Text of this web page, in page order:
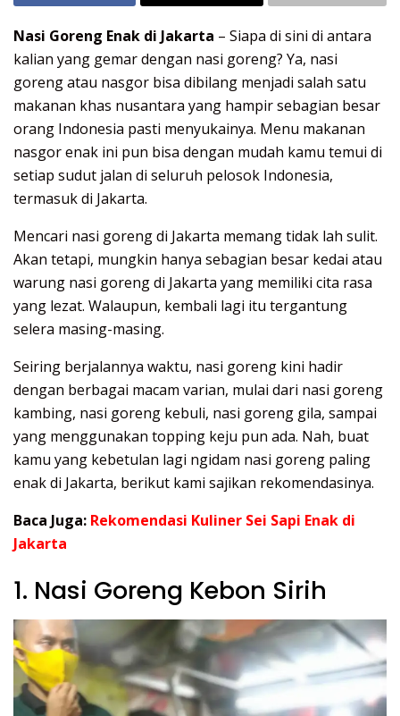
Nasi Goreng Enak di Jakarta – Siapa di sini di antara
kalian yang gemar dengan nasi goreng? Ya, nasi
goreng atau nasgor bisa dibilang menjadi salah satu
makanan khas nusantara yang hampir sebagian besar
orang Indonesia pasti menyukainya. Menu makanan
nasgor enak ini pun bisa dengan mudah kamu temui di
setiap sudut jalan di seluruh pelosok Indonesia,
termasuk di Jakarta.
Mencari nasi goreng di Jakarta memang tidak lah sulit.
Akan tetapi, mungkin hanya sebagian besar kedai atau
warung nasi goreng di Jakarta yang memiliki cita rasa
yang lezat. Walaupun, kembali lagi itu tergantung
selera masing-masing.
Seiring berjalannya waktu, nasi goreng kini hadir
dengan berbagai macam varian, mulai dari nasi goreng
kambing, nasi goreng kebuli, nasi goreng gila, sampai
yang menggunakan topping keju pun ada. Nah, buat
kamu yang kebetulan lagi ngidam nasi goreng paling
enak di Jakarta, berikut kami sajikan rekomendasinya.
Baca Juga: Rekomendasi Kuliner Sei Sapi Enak di
Jakarta
1. Nasi Goreng Kebon Sirih